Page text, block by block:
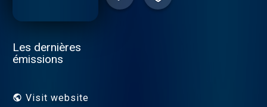
Les dernières
émissions
Visit website